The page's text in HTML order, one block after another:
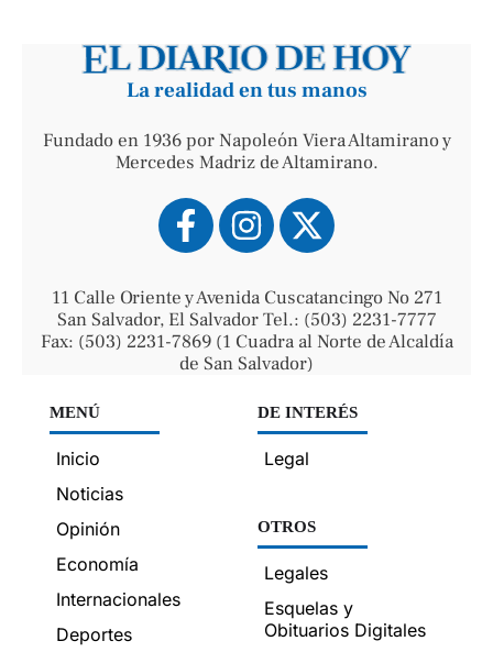
La realidad en tus manos
Fundado en 1936 por Napoleón Viera Altamirano y
Mercedes Madriz de Altamirano.
11 Calle Oriente y Avenida Cuscatancingo No 271
San Salvador, El Salvador Tel.: (503) 2231-7777
Fax: (503) 2231-7869 (1 Cuadra al Norte de Alcaldía
de San Salvador)
MENÚ
Inicio
Noticias
Opinión
Economía
Internacionales
Deportes
DE INTERÉS
Legal
OTROS
Legales
Esquelas y
Obituarios Digitales